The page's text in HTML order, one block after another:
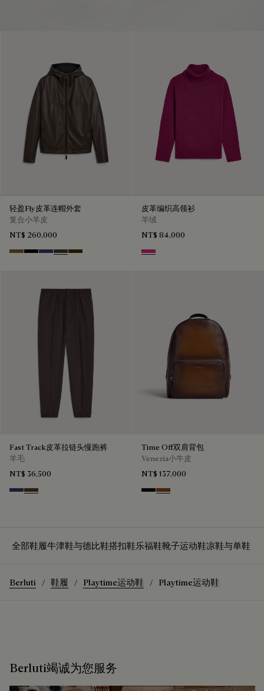
轻盈Fly皮革连帽外套
复合小羊皮
NT$ 260,000
KakiNoirMarineBrown Taupe
Chocolate Brown
皮革编织高领衫
羊绒
NT$ 84,000
Purple Fushia
Fast Track皮革拉链头慢跑裤
羊毛
NT$ 36,500
MarineEarth Brown
Time Off双肩背包
Venezia小牛皮
NT$ 137,000
Nero Grigio
Cacao Intenso
全部鞋履牛津鞋与德比鞋搭扣鞋乐福鞋靴子运动鞋凉鞋与单鞋
Berluti 鞋履 Playtime运动鞋 Playtime运动鞋
Berluti竭诚为您服务